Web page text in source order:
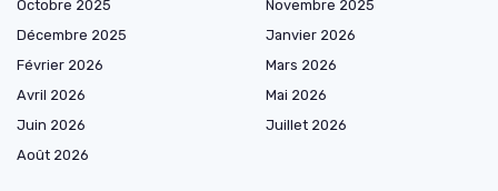
Octobre 2025
Novembre 2025
Décembre 2025
Janvier 2026
Février 2026
Mars 2026
Avril 2026
Mai 2026
Juin 2026
Juillet 2026
Août 2026